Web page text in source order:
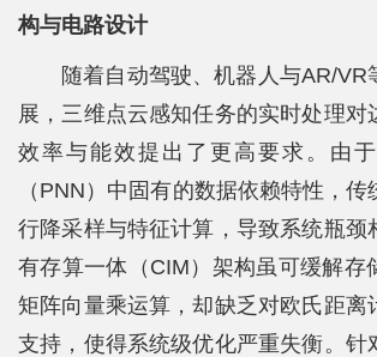
构与电路设计
随着自动驾驶、机器人与AR/VR
展，三维点云感知任务的实时处理对
效率与能效提出了更高要求。由
（PNN）中固有的数据依赖特性，传
行降采样与特征计算，导致系统瓶颈
有存算一体（CIM）架构虽可缓解存
矩阵向量乘运算，却缺乏对欧氏距离
支持，使得系统级优化严重失衡。针